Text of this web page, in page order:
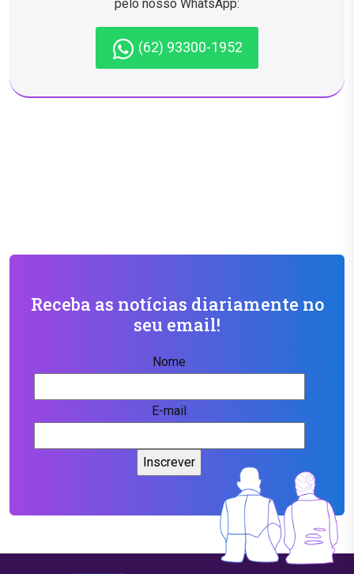
pelo nosso WhatsApp:
(62) 93300-1952
Receba as notícias diariamente no
seu email!
Nome
E-mail